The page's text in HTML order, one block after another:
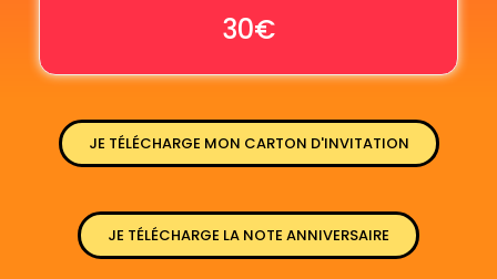
30€
JE TÉLÉCHARGE MON CARTON D'INVITATION
JE TÉLÉCHARGE LA NOTE ANNIVERSAIRE